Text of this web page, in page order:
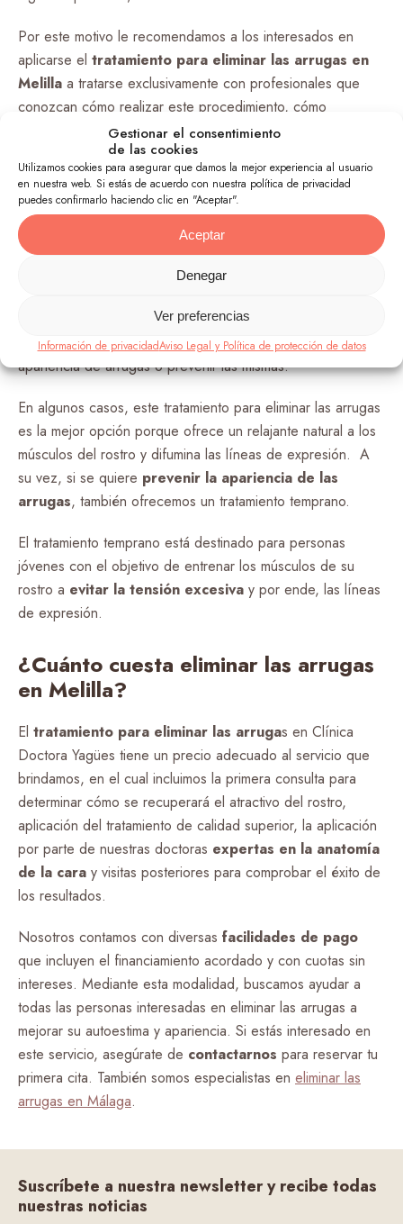
Gestionar el consentimiento
de las cookies
Utilizamos cookies para asegurar que damos la mejor experiencia al usuario
en nuestra web. Si estás de acuerdo con nuestra política de privacidad
puedes confirmarlo haciendo clic en "Aceptar".
Aceptar
Denegar
Ver preferencias
Información de privacidadAviso Legal y Política de protección de datos
Por este motivo le recomendamos a los interesados en
aplicarse el tratamiento para eliminar las arrugas en
Melilla a tratarse exclusivamente con profesionales que
conozcan cómo realizar este procedimiento, cómo
funcionan las arrugas y que a su vez cuenten con años de
¿Existen alternativas efectivas para
la eliminación de arrugas?
Clínica Doctora Yagüesbuscamos facilitarles a
diversos tratamientos. Por eso, en la primera consulta
establecemos cuál técnica es la mejor para reducir la
apariencia de arrugas o prevenir las mismas.
En algunos casos, este tratamiento para eliminar las arrugas
es la mejor opción porque ofrece un relajante natural a los
músculos del rostro y difumina las líneas de expresión. A
su vez, si se quiere prevenir la apariencia de las
arrugas, también ofrecemos un tratamiento temprano.
El tratamiento temprano está destinado para personas
jóvenes con el objetivo de entrenar los músculos de su
rostro a evitar la tensión excesiva y por ende, las líneas
de expresión.
¿Cuánto cuesta eliminar las arrugas
en Melilla?
El tratamiento para eliminar las arrugas en Clínica
Doctora Yagües tiene un precio adecuado al servicio que
brindamos, en el cual incluimos la primera consulta para
determinar cómo se recuperará el atractivo del rostro,
aplicación del tratamiento de calidad superior, la aplicación
por parte de nuestras doctoras expertas en la anatomía
de la cara y visitas posteriores para comprobar el éxito de
los resultados.
Nosotros contamos con diversas facilidades de pago
que incluyen el financiamiento acordado y con cuotas sin
intereses. Mediante esta modalidad, buscamos ayudar a
todas las personas interesadas en eliminar las arrugas a
mejorar su autoestima y apariencia. Si estás interesado en
este servicio, asegúrate de contactarnos para reservar tu
primera cita. También somos especialistas en eliminar las
arrugas en Málaga.
Suscríbete a nuestra newsletter y recibe todas
nuestras noticias